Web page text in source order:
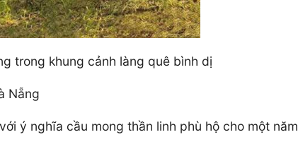
trong khung cảnh làng quê bình dị
Nẵng
ý nghĩa cầu mong thần linh phù hộ cho một